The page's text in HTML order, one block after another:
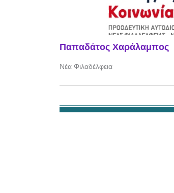
Παπαδάτος Χαράλαμπος
Νέα Φιλαδέλφεια